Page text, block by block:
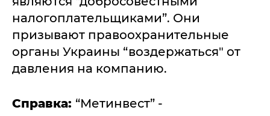
налогоплательщиками”. Они
призывают правоохранительные
органы Украины “воздержаться" от
давления на компанию.
Справка: “Метинвест” -